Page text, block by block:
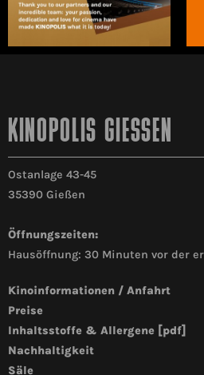
KINOPOLIS GIESSEN
Ostanlage 43-45
35390 Gießen
Öffnungszeiten:
Hausöffnung: 30 Minuten vor der
Kinoinformationen / Anfahrt
Preise
Inhaltsstoffe & Allergene [pdf]
Nachhaltigkeit
Säle